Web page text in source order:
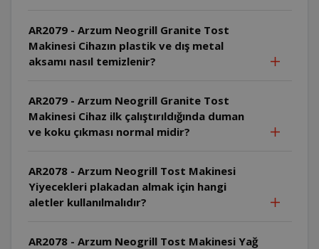
AR2079 - Arzum Neogrill Granite Tost
Makinesi Cihazın plastik ve dış metal
aksamı nasıl temizlenir?
AR2079 - Arzum Neogrill Granite Tost
Makinesi Cihaz ilk çalıştırıldığında duman
ve koku çıkması normal midir?
AR2078 - Arzum Neogrill Tost Makinesi
Yiyecekleri plakadan almak için hangi
aletler kullanılmalıdır?
AR2078 - Arzum Neogrill Tost Makinesi Yağ